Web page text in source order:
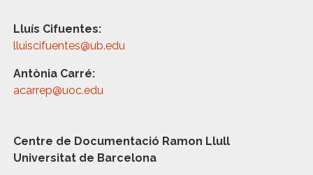
Lluís Cifuentes:
lluiscifuentes@ub.edu
Antònia Carré:
acarrep@uoc.edu
Centre de Documentació Ramon Llull
Universitat de Barcelona